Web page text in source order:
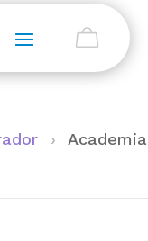
›
Academia